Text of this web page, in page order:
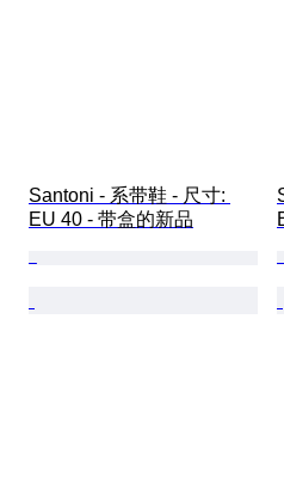
Santoni - 系带鞋 - 尺寸:
EU 40 - 带盒的新品